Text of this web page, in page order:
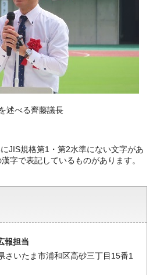
述べる齊藤議長
JIS規格第1・第2水準にない文字があ
字で表記しているものがあります。
報担当
さいたま市浦和区高砂三丁目15番1